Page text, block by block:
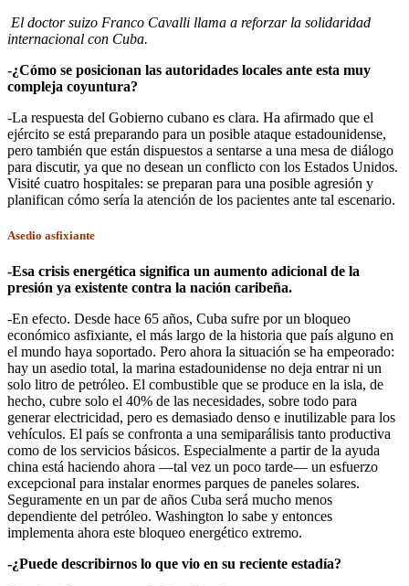
El doctor suizo Franco Cavalli llama a reforzar la solidaridad
internacional con Cuba.
-¿Cómo se posicionan las autoridades locales ante esta muy
compleja coyuntura?
-La respuesta del Gobierno cubano es clara. Ha afirmado que el
ejército se está preparando para un posible ataque estadounidense,
pero también que están dispuestos a sentarse a una mesa de diálogo
para discutir, ya que no desean un conflicto con los Estados Unidos.
Visité cuatro hospitales: se preparan para una posible agresión y
planifican cómo sería la atención de los pacientes ante tal escenario.
Asedio asfixiante
-Esa crisis energética significa un aumento adicional de la
presión ya existente contra la nación caribeña.
-En efecto. Desde hace 65 años, Cuba sufre por un bloqueo
económico asfixiante, el más largo de la historia que país alguno en
el mundo haya soportado. Pero ahora la situación se ha empeorado:
hay un asedio total, la marina estadounidense no deja entrar ni un
solo litro de petróleo. El combustible que se produce en la isla, de
hecho, cubre solo el 40% de las necesidades, sobre todo para
generar electricidad, pero es demasiado denso e inutilizable para los
vehículos. El país se confronta a una semiparálisis tanto productiva
como de los servicios básicos. Especialmente a partir de la ayuda
china está haciendo ahora —tal vez un poco tarde— un esfuerzo
excepcional para instalar enormes parques de paneles solares.
Seguramente en un par de años Cuba será mucho menos
dependiente del petróleo. Washington lo sabe y entonces
implementa ahora este bloqueo energético extremo.
-¿Puede describirnos lo que vio en su reciente estadía?